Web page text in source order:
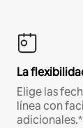
La
Elige las
línea con
adicionales.*